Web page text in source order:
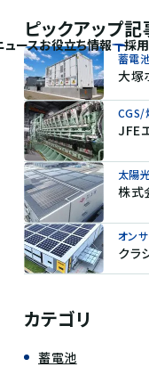
ュースお役立ち情報 採
ピックアップ記
蓄電
大塚
CGS/
JFE
太陽
株式
オン
クラ
カテゴリ
蓄電池